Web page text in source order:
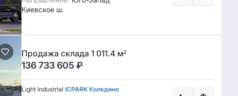
Киевское ш.
Продажа склада 1 011.4 м2
136 733 605 ₽
Light Industrial ICPARK Коледино